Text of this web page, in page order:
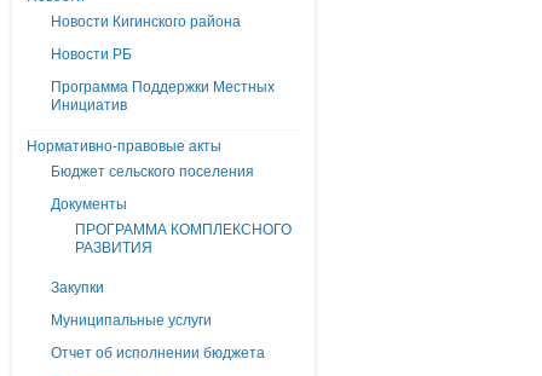
Новости Кигинского района
Новости РБ
Программа Поддержки Местных
Инициатив
Нормативно-правовые акты
Бюджет сельского поселения
Документы
ПРОГРАММА КОМПЛЕКСНОГО
РАЗВИТИЯ
Закупки
Муниципальные услуги
Отчет об исполнении бюджета